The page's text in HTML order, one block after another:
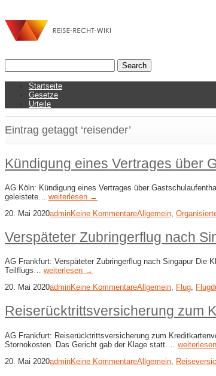
Startseite
Gesetze
Urteile
Eintrag getaggt ‘reisender’
Kündigung eines Vertrages über
AG Köln: Kündigung eines Vertrages über
geleistete… weiterlesen →
20. Mai 2020adminKeine KommentareAllgemein,
Verspäteter Zubringerflug nach
AG Frankfurt: Verspäteter Zubringerflug nach Singapur Die
Teilflugs… weiterlesen →
20. Mai 2020adminKeine KommentareAllgemein, Flug,
Reiserücktrittsversicherung zum
AG Frankfurt: Reiserücktrittsversicherung zum
Stornokosten. Das Gericht gab der Klage statt.…
20. Mai 2020adminKeine KommentareAllgemein